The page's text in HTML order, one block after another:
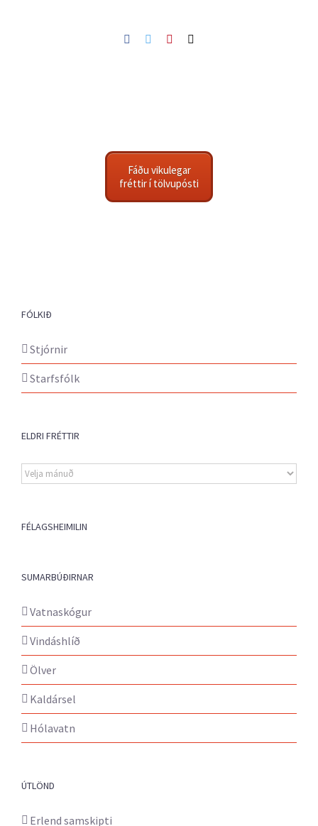
Facebook
TwitterPinterest
Fáðu vikulegar
fréttir í tölvupósti
FÓLKIÐ
Stjórnir
Starfsfólk
ELDRI FRÉTTIR
Eldri
fréttir
FÉLAGSHEIMILIN
SUMARBÚÐIRNAR
Vatnaskógur
Vindáshlíð
Ölver
Kaldársel
Hólavatn
ÚTLÖND
Erlend samskipti